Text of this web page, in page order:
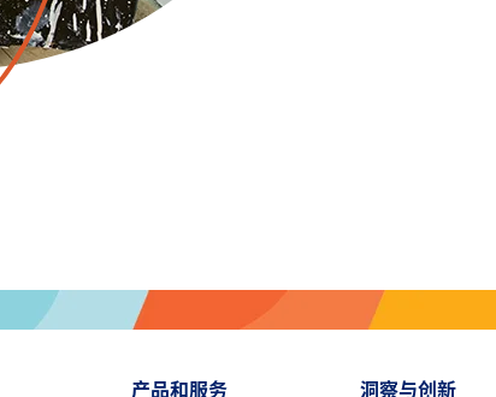
产品和服务 洞察与创新